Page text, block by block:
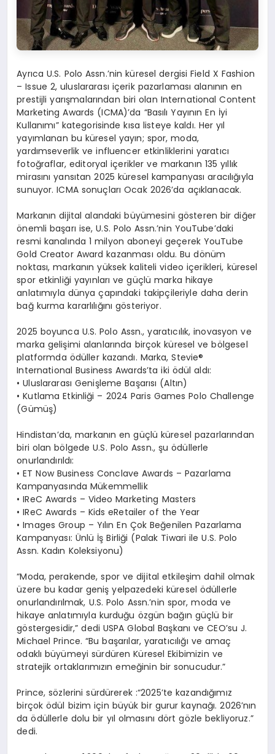
Ayrıca U.S. Polo Assn.’nin küresel dergisi Field X Fashion
– Issue 2, uluslararası içerik pazarlaması alanının en
prestijli yarışmalarından biri olan International Content
Marketing Awards (ICMA)’da “Basılı Yayının En İyi
Kullanımı” kategorisinde kısa listeye kaldı. Her yıl
yayımlanan bu küresel yayın; spor, moda,
yardımseverlik ve influencer etkinliklerini yaratıcı
fotoğraflar, editoryal içerikler ve markanın 135 yıllık
mirasını yansıtan 2025 küresel kampanyası aracılığıyla
sunuyor. ICMA sonuçları Ocak 2026’da açıklanacak.
Markanın dijital alandaki büyümesini gösteren bir diğer
önemli başarı ise, U.S. Polo Assn.’nin YouTube’daki
resmi kanalında 1 milyon aboneyi geçerek YouTube
Gold Creator Award kazanması oldu. Bu dönüm
noktası, markanın yüksek kaliteli video içerikleri, küresel
spor etkinliği yayınları ve güçlü marka hikaye
anlatımıyla dünya çapındaki takipçileriyle daha derin
bağ kurma kararlılığını gösteriyor.
2025 boyunca U.S. Polo Assn., yaratıcılık, inovasyon ve
marka gelişimi alanlarında birçok küresel ve bölgesel
platformda ödüller kazandı. Marka, Stevie®
International Business Awards’ta iki ödül aldı:
• Uluslararası Genişleme Başarısı (Altın)
• Kutlama Etkinliği – 2024 Paris Games Polo Challenge
(Gümüş)
Hindistan’da, markanın en güçlü küresel pazarlarından
biri olan bölgede U.S. Polo Assn., şu ödüllerle
onurlandırıldı:
• ET Now Business Conclave Awards – Pazarlama
Kampanyasında Mükemmellik
• IReC Awards – Video Marketing Masters
• IReC Awards – Kids eRetailer of the Year
• Images Group – Yılın En Çok Beğenilen Pazarlama
Kampanyası: Ünlü İş Birliği (Palak Tiwari ile U.S. Polo
Assn. Kadın Koleksiyonu)
“Moda, perakende, spor ve dijital etkileşim dahil olmak
üzere bu kadar geniş yelpazedeki küresel ödüllerle
onurlandırılmak, U.S. Polo Assn.’nin spor, moda ve
hikaye anlatımıyla kurduğu özgün bağın güçlü bir
göstergesidir,” dedi USPA Global Başkanı ve CEO’su J.
Michael Prince. “Bu başarılar, yaratıcılığı ve amaç
odaklı büyümeyi sürdüren Küresel Ekibimizin ve
stratejik ortaklarımızın emeğinin bir sonucudur.”
Prince, sözlerini sürdürerek :“2025’te kazandığımız
birçok ödül bizim için büyük bir gurur kaynağı. 2026’nın
da ödüllerle dolu bir yıl olmasını dört gözle bekliyoruz.”
dedi.